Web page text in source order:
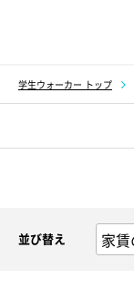
学生ウォーカー トップ
並び替え